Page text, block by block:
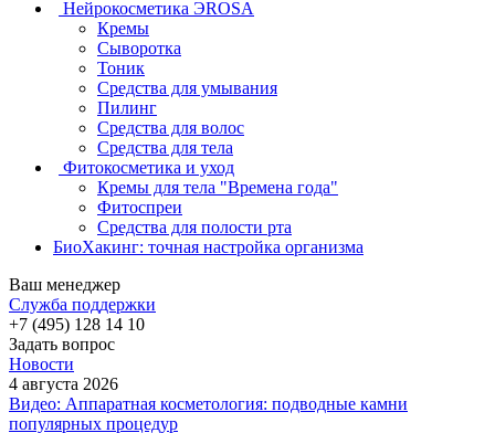
Нейрокосметика ЭROSA
Кремы
Сыворотка
Тоник
Средства для умывания
Пилинг
Средства для волос
Средства для тела
Фитокосметика и уход
Кремы для тела "Времена года"
Фитоспреи
Средства для полости рта
БиоХакинг: точная настройка организма
Ваш менеджер
Служба поддержки
+7 (495) 128 14 10
Задать вопрос
Новости
4 августа 2026
Видео: Аппаратная косметология: подводные камни
популярных процедур